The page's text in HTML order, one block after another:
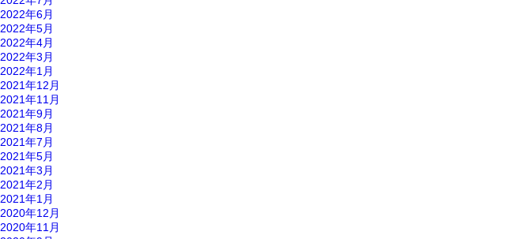
2022年6月
2022年5月
2022年4月
2022年3月
2022年1月
2021年12月
2021年11月
2021年9月
2021年8月
2021年7月
2021年5月
2021年3月
2021年2月
2021年1月
2020年12月
2020年11月